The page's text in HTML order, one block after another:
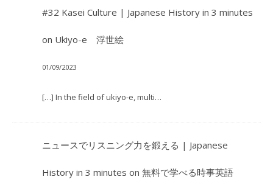
#32 Kasei Culture | Japanese History in 3 minutes
on Ukiyo-e 浮世絵
01/09/2023
[…] In the field of ukiyo-e, multi…
ニュースでリスニング力を鍛える | Japanese
History in 3 minutes on 無料で学べる時事英語